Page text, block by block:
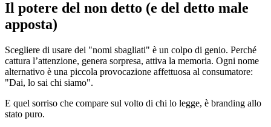
Il potere del non detto (e del detto male
apposta)
Scegliere di usare dei "nomi sbagliati" è un colpo di genio. Perché
cattura l’attenzione, genera sorpresa, attiva la memoria. Ogni nome
alternativo è una piccola provocazione affettuosa al consumatore:
"Dai, lo sai chi siamo".
E quel sorriso che compare sul volto di chi lo legge, è branding allo
stato puro.